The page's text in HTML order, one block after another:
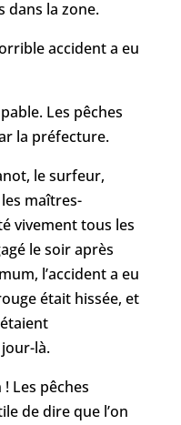
dans la zone.
accident a eu
Les pêches
la préfecture.
le surfeur,
maîtres-
vivement tous les
le soir après
l’accident a eu
était hissée, et
là.
Les pêches
de dire que l’on